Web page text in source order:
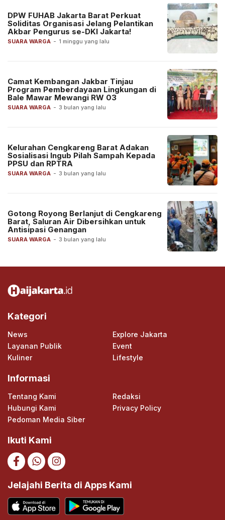
SUARA WARGA - 1 minggu yang lalu
DPW FUHAB Jakarta Barat Perkuat
Soliditas Organisasi Jelang Pelantikan
Akbar Pengurus se-DKI Jakarta!
SUARA WARGA - 3 bulan yang lalu
Camat Kembangan Jakbar Tinjau
Program Pemberdayaan Lingkungan di
Bale Mawar Mewangi RW 03
SUARA WARGA - 3 bulan yang lalu
Kelurahan Cengkareng Barat Adakan
Sosialisasi Ingub Pilah Sampah Kepada
PPSU dan RPTRA
SUARA WARGA - 3 bulan yang lalu
Gotong Royong Berlanjut di Cengkareng
Barat, Saluran Air Dibersihkan untuk
Antisipasi Genangan
Kategori
News
Explore Jakarta
Layanan Publik
Event
Kuliner
Lifestyle
Informasi
Tentang Kami
Redaksi
Hubungi Kami
Privacy Policy
Pedoman Media Siber
Ikuti Kami
Jelajahi Berita di Apps Kami